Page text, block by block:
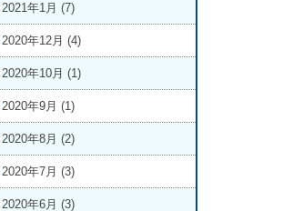
2021年1月 (7)
2020年12月 (4)
2020年10月 (1)
2020年9月 (1)
2020年8月 (2)
2020年7月 (3)
2020年6月 (3)